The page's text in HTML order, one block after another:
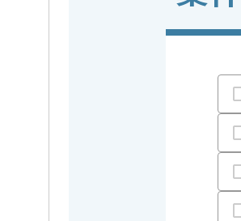
精算条
支払
リモートワーク：初日はPC